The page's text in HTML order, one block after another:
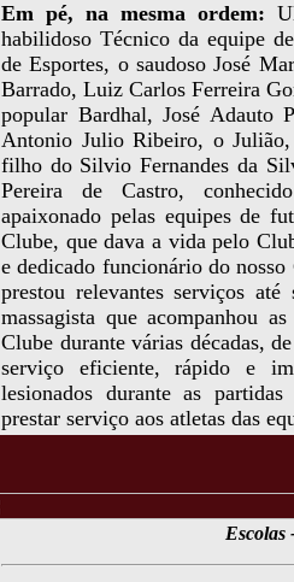
Em pé, na mesma ordem:
habilidoso Técnico da equipe
de Esportes, o saudoso José
Barrado, Luiz Carlos Ferreira
popular Bardhal, José Adauto
Antonio Julio Ribeiro, o Julião,
filho do Silvio Fernandes da
Pereira de Castro,
apaixonado pelas equipes de
Clube, que dava a vida pelo
e dedicado funcionário do
prestou relevantes serviços até
massagista que acompanhou
Clube durante várias décadas,
serviço eficiente, rápido e
lesionados durante as
prestar serviço aos atletas das
Escolas